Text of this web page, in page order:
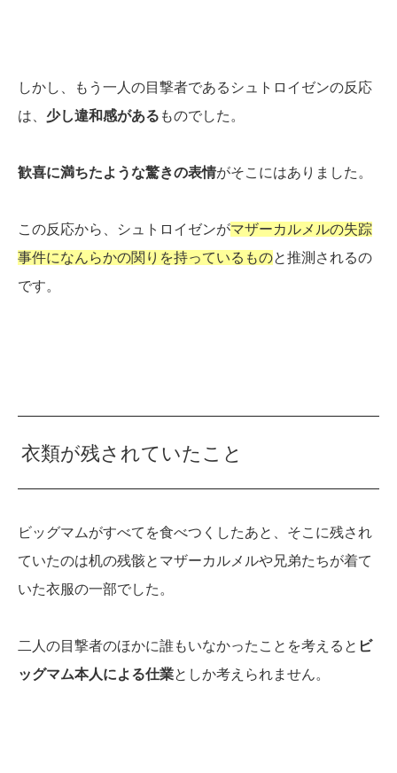
しかし、もう一人の目撃者であるシュトロイゼンの反応
は、 少し違和感がある ものでした。
歓喜に満ちたような驚きの表情がそこにはありました。
この反応から、シュトロイゼンがマザーカルメルの失踪
事件になんらかの関りを持っているものと推測されるの
です。
衣類が残されていたこと
ビッグマムがすべてを食べつくしたあと、そこに残され
ていたのは机の残骸とマザーカルメルや兄弟たちが着て
いた衣服の一部でした。
二人の目撃者のほかに誰もいなかったことを考えると ビ
ッグマム本人による仕業としか考えられません。